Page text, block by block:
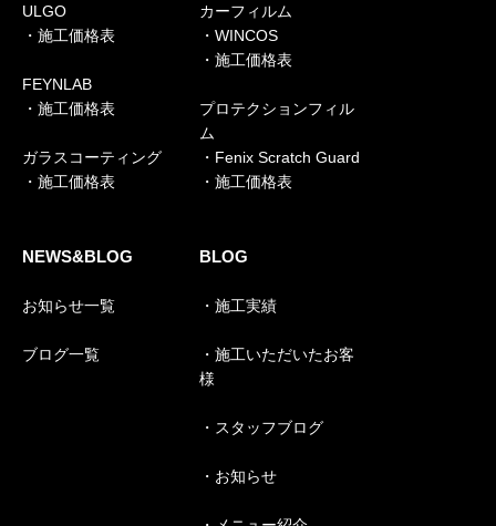
ULGO
・施工価格表
FEYNLAB
・施工価格表
ガラスコーティング
・施工価格表
カーフィルム
・WINCOS
・施工価格表
プロテクションフィル
ム
・Fenix Scratch Guard
・施工価格表
NEWS&BLOG
お知らせ一覧
ブログ一覧
BLOG
・施工実績
・施工いただいたお客
様
・スタッフブログ
・お知らせ